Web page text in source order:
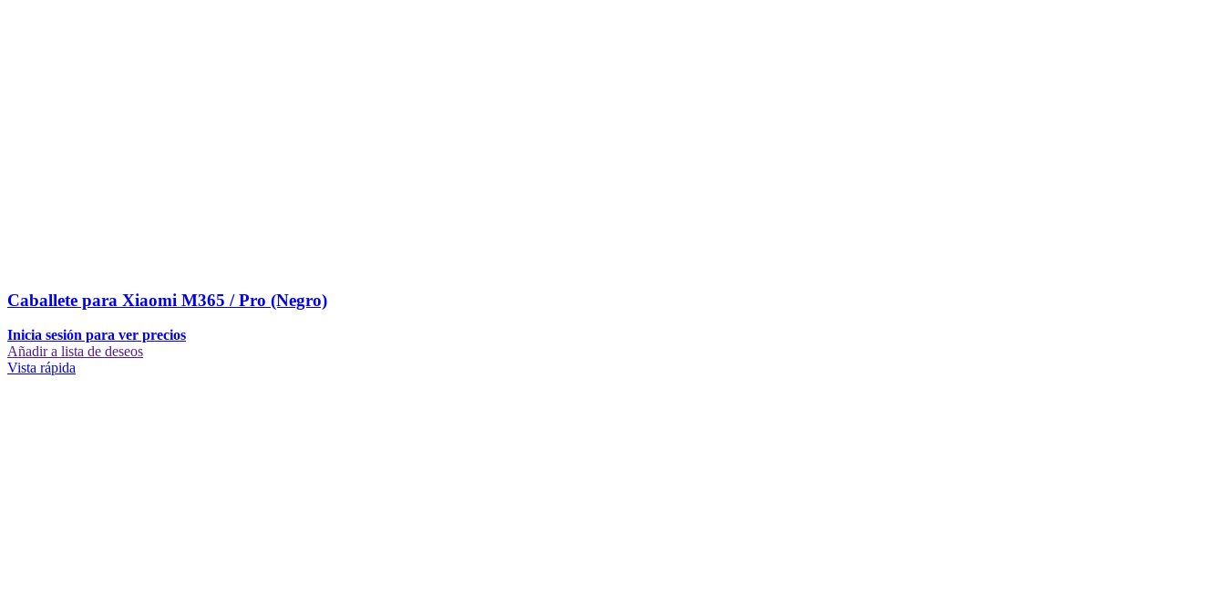
Caballete para Xiaomi M365 / Pro (Negro)
Inicia sesión para ver precios
Añadir a lista de deseos
Vista rápida